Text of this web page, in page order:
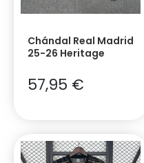
Chándal Real Madrid
25-26 Heritage
57,95 €